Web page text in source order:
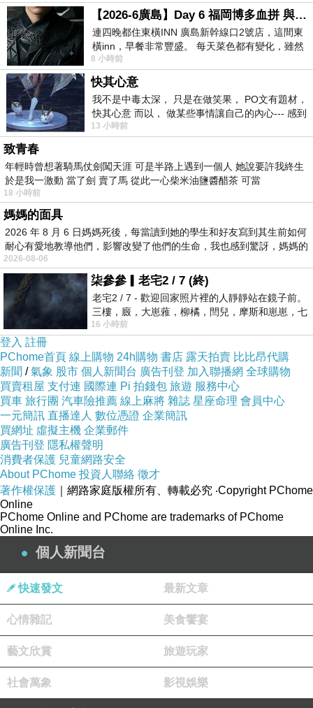
口感可是相當紮實的
沾著一旁酸中帶甜味的「莓醬」，加分再加分～我很愛
玉米濃湯還有餅乾
正常版的鮭魚（淋上特製醬料）
這是不加醬版～厚實的煎鮭魚肉肉，入口雖柴，但很有大
口吃肉的快感。盤中還伴隨著蔬菜炒米粒。
第一回嚐試它們的肉桂捲
入口雖不驚艷，但該有的味道（肉桂香甜味）它還是具備
的。
算不上美食的IKEA餐廳，但卻擁有回訪再回訪的魔力。你
試過了嗎？
上一篇：
【2026-6廣島】Day 6 福岡博多血拼 與機場接送少年司機深夜對談
連四晚都住東橫INN 廣島新幹線口2號店，這間東
橫inn，早餐非常豐盛。 每天菜色都有變化，雖然
看到工作人員拿出料理包加熱，但
8 小時前
快其心意
我不是中毒太深， 只是在做笑果， PO文有題材，
快其心意 而以， 做某些事情讓自己的內心--- 感到
愉快。
13 小時前
致青春
年輕時曾想著騎馬仗劍闖天涯 可是半路上遇到一個人 她說要許我終生
於是我一激動 當了劍 賣了馬 從此一心柴米油鹽醬醋茶 可當
18 小時前
媽媽的面具
2026 年 8 月 6 日媽媽死後，每當讀到她的學生和好友寫到其生前如何
耐心有愛地教導他們，影響改變了他們的生命，我也感到驚訝，媽媽的
2026-08-06
柒參參▎老宅2 / 7 (終)
老宅2 / 7 - 歡迎回家照片裡的人靜靜站在鏡子前。
三樓，廄，大崽蕥，柳橘，閆兒，摩斯和崽崽，七
個人整整齊齊地站在鏡框之外，如同
16 小時前
登入 註冊
PChome首頁 線上購物 24h購物 書店 露天拍賣 比比昂代購
新聞 /氣象 股市 個人新聞台 廣告刊登 加入聯播網 全球購物
買賣租屋 支付連 國際連 Pi 拍錢包 旅遊 服務中心
買車 旅行團 汽車險推薦 線上麻將 雜誌 星座命理 會員中心
一元簡訊 直播達人 數位憑證 企業簡訊
買網址 虛擬主機 企業郵件
廣告刊登 隱私權聲明
消費者保護 兒童網路安全
About PChome 投資人聯絡 徵才
著作權保護 ｜網路家庭版權所有、轉載必究 ‧Copyright PChome
Online
PChome Online and PChome are trademarks of PChome
Online Inc.
個人新聞台
快速發文 最新文章
心情雜記 美食饗宴
藝文欣賞 旅遊玩家
社會萬象 影視娛樂